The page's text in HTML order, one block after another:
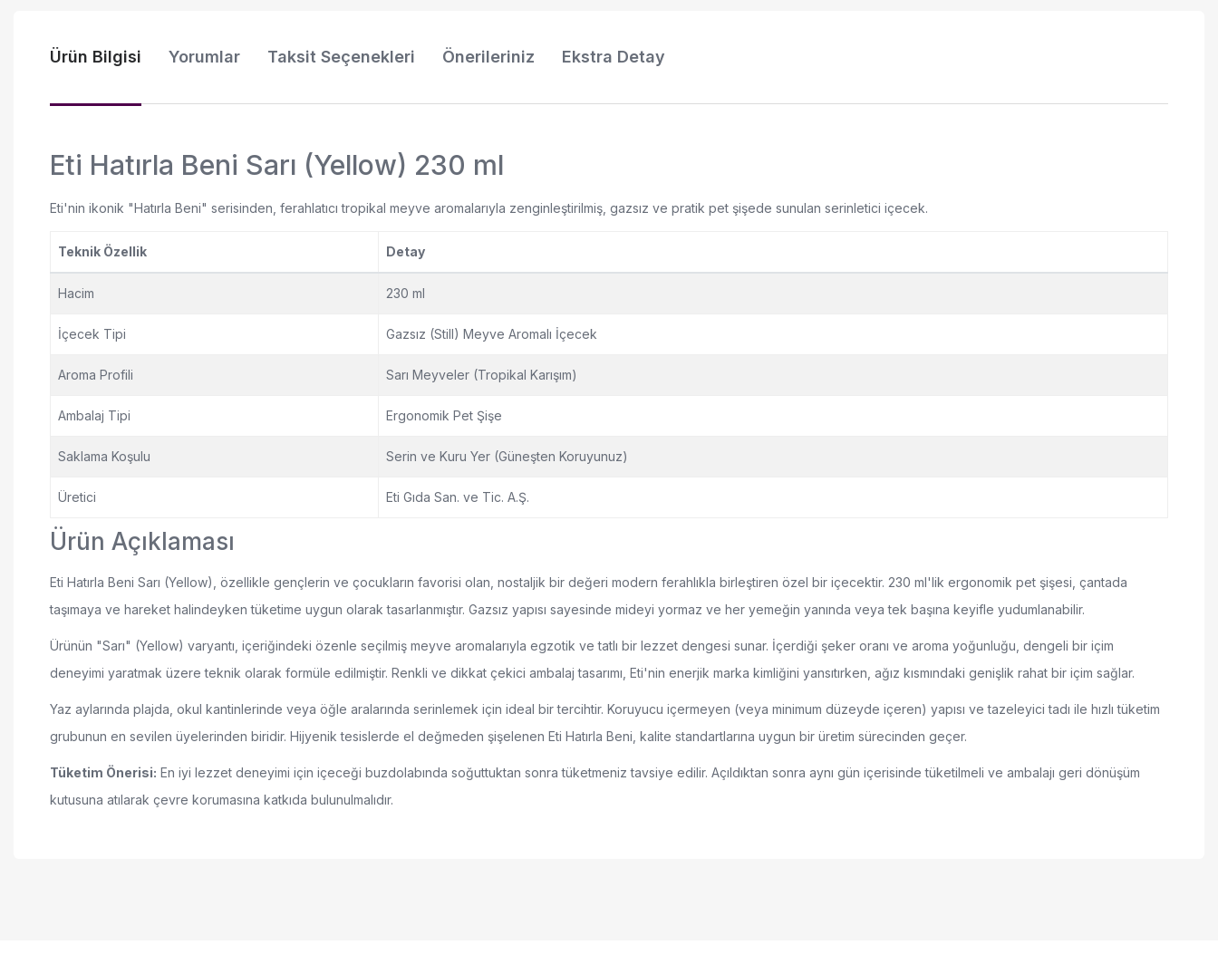
Ürün Bilgisi Yorumlar Taksit Seçenekleri Önerileriniz Ekstra Detay
Eti Hatırla Beni Sarı (Yellow) 230 ml
Eti'nin ikonik "Hatırla Beni" serisinden, ferahlatıcı tropikal meyve aromalarıyla zenginleştirilmiş, gazsız ve pratik pet şişede sunulan serinletici içecek.
Teknik Özellik Detay
Hacim 230 ml
İçecek Tipi Gazsız (Still) Meyve Aromalı İçecek
Aroma Profili Sarı Meyveler (Tropikal Karışım)
Ambalaj Tipi Ergonomik Pet Şişe
Saklama Koşulu Serin ve Kuru Yer (Güneşten Koruyunuz)
Üretici Eti Gıda San. ve Tic. A.Ş.
Ürün Açıklaması
Eti Hatırla Beni Sarı (Yellow), özellikle gençlerin ve çocukların favorisi olan, nostaljik bir değeri modern ferahlıkla birleştiren özel bir içecektir. 230 ml'lik ergonomik pet şişesi, çantada
taşımaya ve hareket halindeyken tüketime uygun olarak tasarlanmıştır. Gazsız yapısı sayesinde mideyi yormaz ve her yemeğin yanında veya tek başına keyifle yudumlanabilir.
Ürünün "Sarı" (Yellow) varyantı, içeriğindeki özenle seçilmiş meyve aromalarıyla egzotik ve tatlı bir lezzet dengesi sunar. İçerdiği şeker oranı ve aroma yoğunluğu, dengeli bir içim
deneyimi yaratmak üzere teknik olarak formüle edilmiştir. Renkli ve dikkat çekici ambalaj tasarımı, Eti'nin enerjik marka kimliğini yansıtırken, ağız kısmındaki genişlik rahat bir içim sağlar.
Yaz aylarında plajda, okul kantinlerinde veya öğle aralarında serinlemek için ideal bir tercihtir. Koruyucu içermeyen (veya minimum düzeyde içeren) yapısı ve tazeleyici tadı ile hızlı tüketim
grubunun en sevilen üyelerinden biridir. Hijyenik tesislerde el değmeden şişelenen Eti Hatırla Beni, kalite standartlarına uygun bir üretim sürecinden geçer.
Tüketim Önerisi: En iyi lezzet deneyimi için içeceği buzdolabında soğuttuktan sonra tüketmeniz tavsiye edilir. Açıldıktan sonra aynı gün içerisinde tüketilmeli ve ambalajı geri dönüşüm
kutusuna atılarak çevre korumasına katkıda bulunulmalıdır.